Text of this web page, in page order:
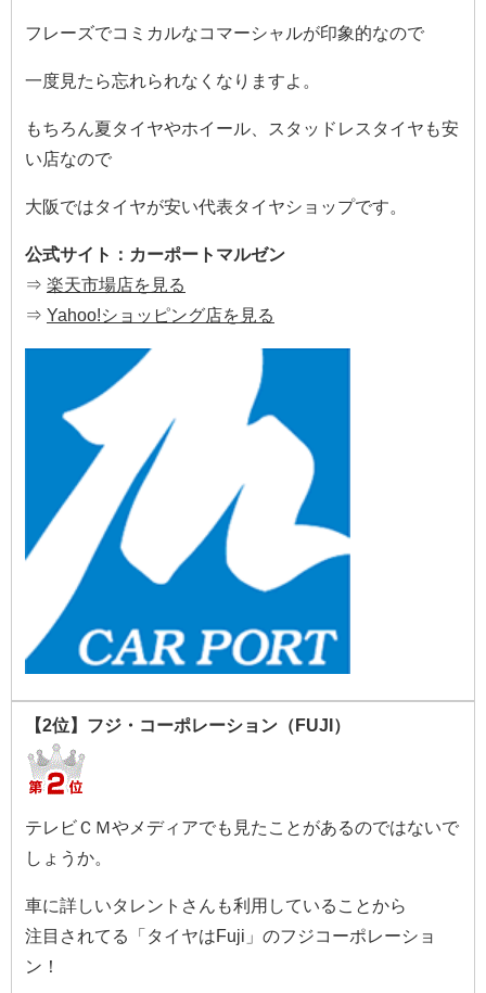
フレーズでコミカルなコマーシャルが印象的なので
一度見たら忘れられなくなりますよ。
もちろん夏タイヤやホイール、スタッドレスタイヤも安
い店なので
大阪ではタイヤが安い代表タイヤショップです。
公式サイト：カーポートマルゼン
⇒ 楽天市場店を見る
⇒ Yahoo!ショッピング店を見る
【2位】フジ・コーポレーション（FUJI）
テレビＣＭやメディアでも見たことがあるのではないで
しょうか。
車に詳しいタレントさんも利用していることから
注目されてる「タイヤはFuji」のフジコーポレーショ
ン！